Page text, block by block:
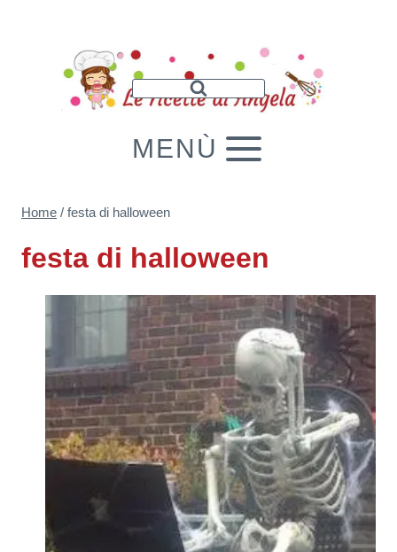
MENÙ
Home / festa di halloween
festa di halloween